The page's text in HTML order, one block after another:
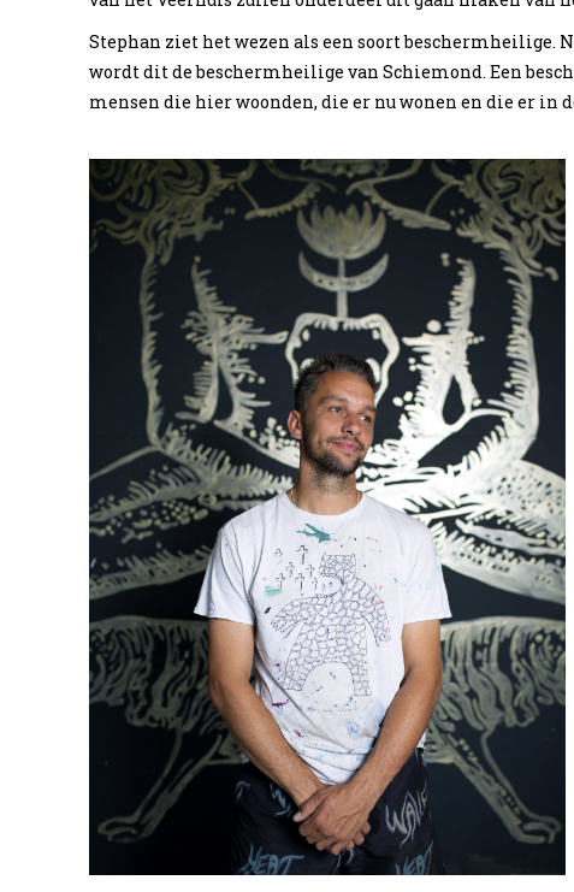
Stephan ziet het wezen als een soort beschermheilige.
wordt dit de beschermheilige van Schiemond. Een
mensen die hier woonden, die er nu wonen en die er in